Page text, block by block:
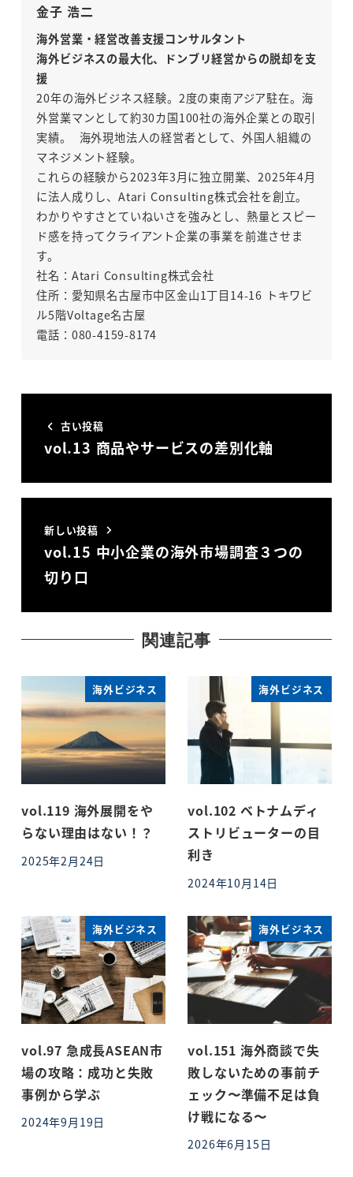
金子 浩二
海外営業・経営改善支援コンサルタント
海外ビジネスの最大化、ドンブリ経営からの脱却を支
援
20年の海外ビジネス経験。2度の東南アジア駐在。海
外営業マンとして約30カ国100社の海外企業との取引
実績。 海外現地法人の経営者として、外国人組織の
マネジメント経験。
これらの経験から2023年3月に独立開業、2025年4月
に法人成りし、Atari Consulting株式会社を創立。
わかりやすさとていねいさを強みとし、熱量とスピー
ド感を持ってクライアント企業の事業を前進させま
す。
社名：Atari Consulting株式会社
住所：愛知県名古屋市中区金山1丁目14-16 トキワビ
ル5階Voltage名古屋
電話：080-4159-8174
古い投稿
vol.13 商品やサービスの差別化軸
新しい投稿
vol.15 中小企業の海外市場調査３つの
切り口
関連記事
海外ビジネス
vol.119 海外展開をや
らない理由はない！？
投稿日
2025年2月24日
海外ビジネス
vol.102 ベトナムディ
ストリビューターの目
利き
投稿日
2024年10月14日
海外ビジネス
vol.97 急成長ASEAN市
場の攻略：成功と失敗
事例から学ぶ
投稿日
2024年9月19日
海外ビジネス
vol.151 海外商談で失
敗しないための事前チ
ェック〜準備不足は負
け戦になる〜
投稿日
2026年6月15日